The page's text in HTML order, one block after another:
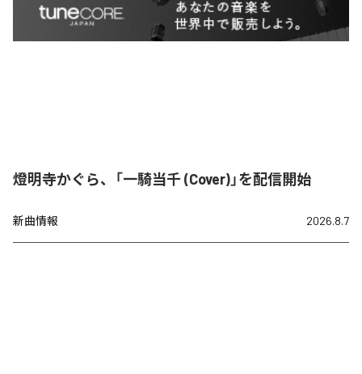
燈明寺かぐら、「一騎当千 (Cover)」を配信開始
新曲情報 2026.8.7